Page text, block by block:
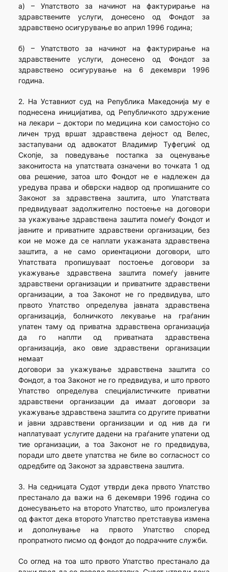
а) – Упатството за начинот на фактурирање на
здравствените услуги, донесено од Фондот за
здравствено осигурување во април 1996 година;
б) – Упатството за начинот на фактурирање на
здравствените услуги, донесено од Фондот за
здравствено осигурување на 6 декември 1996
година.
2. На Уставниот суд на Република Македонија му е
поднесена иницијатива, од Републичкото здружение
на лекари – доктори по медицина кои самостојно со
личен труд вршат здравствена дејност од Велес,
застапувани од адвокатот Владимир Туфегџиќ од
Скопје, за поведување постапка за оценување
законитоста на упатствата означени во точката 1 од
ова решение, затоа што Фондот не е надлежен да
уредува права и обврски надвор од пропишаните со
Законот за здравствена заштита, што Упатствата
предвидуваат задолжително постоење на договори
за укажување здравствена заштита помеѓу Фондот и
јавните и приватните здравствени организации, без
кои не може да се наплати укажаната здравствена
заштита, а не само ориентациони договори, што
Упатствата пропишуваат постоење договори за
укажување здравствена заштита помеѓу јавните
здравствени организации и приватните здравствени
организации, а тоа Законот не го предвидува, што
првото Упатство определува јавната здравствена
организација, болничкото лекување на граѓанин
упатен таму од приватна здравствена организација
да го наплти од приватната здравствена
организација, ако овие здравствени организации
немаат
договори за укажување здравствена заштита со
Фондот, а тоа Законот не го предвидува, и што првото
Упатство определува специјалистичките приватни
здравствени организации да имаат договори за
укажување здравствена заштита со другите приватни
и јавни здравствени организации и од нив да ги
наплатуваат услугите дадени на граѓаните упатени од
тие организации, а тоа Законот не го предвидува,
поради што двете упатства не биле во согласност со
одредбите од Законот за здравствена заштита.
3. На седницата Судот утврди дека првото Упатство
престанало да важи на 6 декември 1996 година со
донесувањето на второто Упатство, што произлегува
од фактот дека второто Упатство претставува измена
и дополнување на првото Упатство според
пропратното писмо од фондот до подрачните служби.
Со оглед на тоа што првото Упатство престанало да